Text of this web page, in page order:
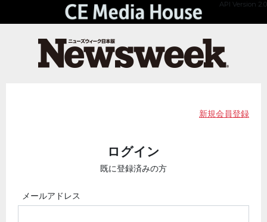
API Version 2.0
新規会員登録
ログイン
既に登録済みの方
メールアドレス